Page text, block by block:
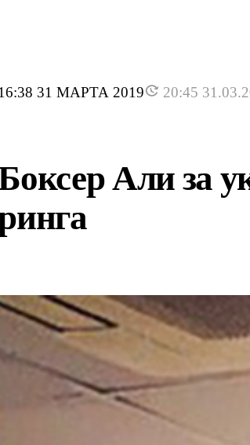
31 МАРТА 2019 20:45
Али за